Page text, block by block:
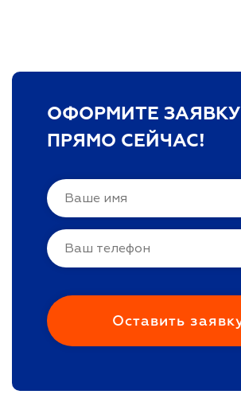
ОФОРМИТЕ ЗАЯВКУ
ПРЯМО СЕЙЧАС!